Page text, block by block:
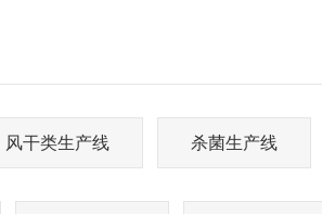
风干类生产线 杀菌生产线